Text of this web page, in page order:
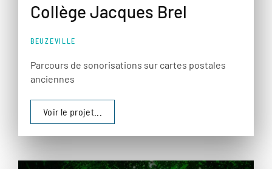
Collège Jacques Brel
BEUZEVILLE
Parcours de sonorisations sur cartes postales
anciennes
Voir le projet...